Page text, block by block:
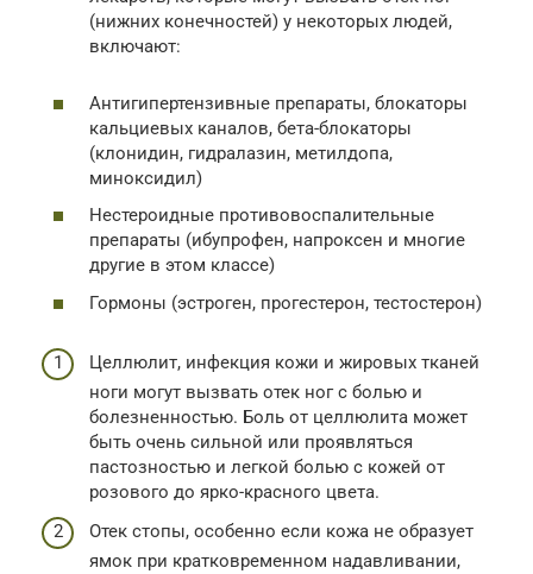
(нижних конечностей) у некоторых людей,
включают:
Антигипертензивные препараты, блокаторы
кальциевых каналов, бета-блокаторы
(клонидин, гидралазин, метилдопа,
миноксидил)
Нестероидные противовоспалительные
препараты (ибупрофен, напроксен и многие
другие в этом классе)
Гормоны (эстроген, прогестерон, тестостерон)
Целлюлит, инфекция кожи и жировых тканей
ноги могут вызвать отек ног с болью и
болезненностью. Боль от целлюлита может
быть очень сильной или проявляться
пастозностью и легкой болью с кожей от
розового до ярко-красного цвета.
Отек стопы, особенно если кожа не образует
ямок при кратковременном надавливании,